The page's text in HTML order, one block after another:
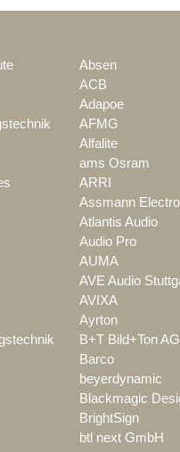
Absen
ACB
Adapoe
AFMG
Alfalite
ams Osram
ARRI
Assmann
Atlantis Audio
Audio Pro
AUMA
AVE Audio
AVIXA
Ayrton
B+T Bild+Ton AG
Barco
beyerdynamic
Blackmagic
BrightSign
btl next GmbH